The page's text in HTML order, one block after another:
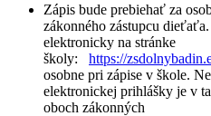
Zápis bude prebiehať za
zákonného zástupcu
elektronicky na stránke
školy: https://
osobne pri zápise v škole.
elektronickej prihlášky je v
oboch zákonných